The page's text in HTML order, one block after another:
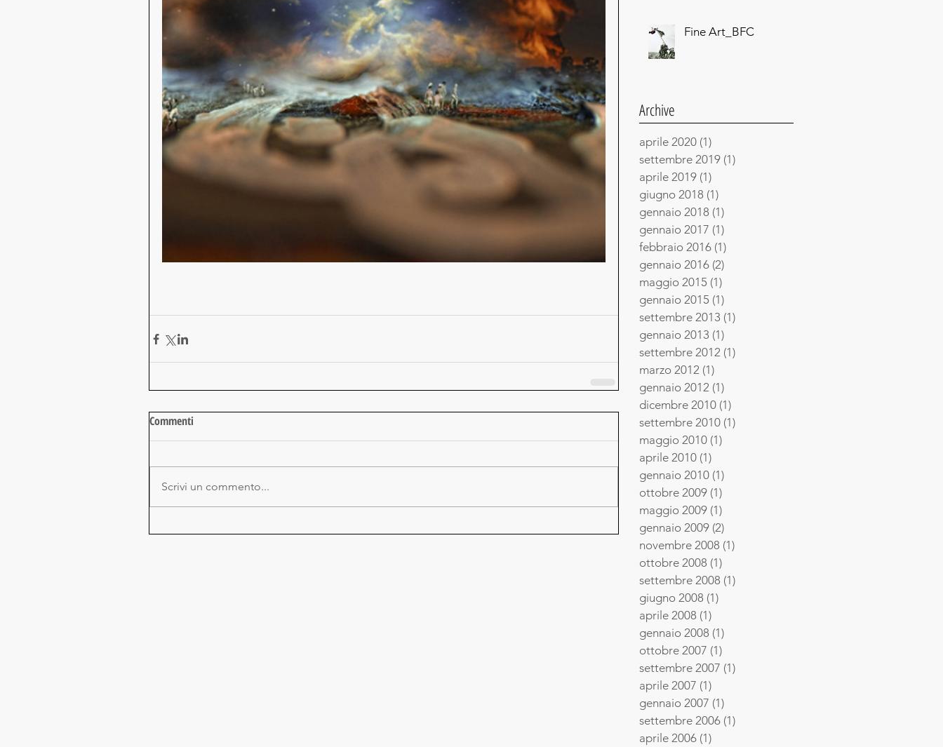
Commenti
Scrivi un commento...
Fine Art_BFC
Archive
aprile 2020 (1)
settembre 2019 (1)
aprile 2019 (1)
giugno 2018 (1)
gennaio 2018 (1)
gennaio 2017 (1)
febbraio 2016 (1)
gennaio 2016 (2)
maggio 2015 (1)
gennaio 2015 (1)
settembre 2013 (1)
gennaio 2013 (1)
settembre 2012 (1)
marzo 2012 (1)
gennaio 2012 (1)
dicembre 2010 (1)
settembre 2010 (1)
maggio 2010 (1)
aprile 2010 (1)
gennaio 2010 (1)
ottobre 2009 (1)
maggio 2009 (1)
gennaio 2009 (2)
novembre 2008 (1)
ottobre 2008 (1)
settembre 2008 (1)
giugno 2008 (1)
aprile 2008 (1)
gennaio 2008 (1)
ottobre 2007 (1)
settembre 2007 (1)
aprile 2007 (1)
gennaio 2007 (1)
settembre 2006 (1)
aprile 2006 (1)